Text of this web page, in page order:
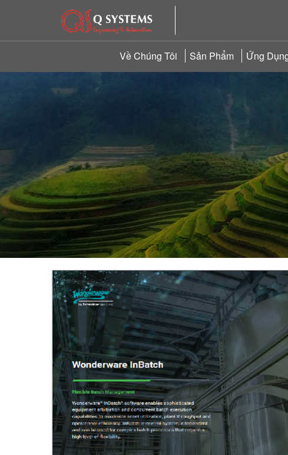
Về Chúng Tôi Sản Phẩm Ứng